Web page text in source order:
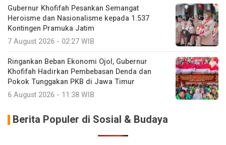
Gubernur Khofifah Pesankan Semangat
Heroisme dan Nasionalisme kepada 1.537
Kontingen Pramuka Jatim
7 August 2026 - 02:27 WIB
Ringankan Beban Ekonomi Ojol, Gubernur
Khofifah Hadirkan Pembebasan Denda dan
Pokok Tunggakan PKB di Jawa Timur
6 August 2026 - 11:38 WIB
Berita Populer di Sosial & Budaya